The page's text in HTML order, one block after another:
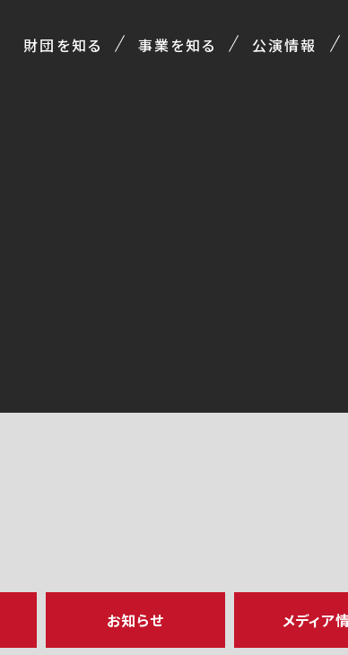
財団を知る 事業を知る 公演情報
お知らせ メディア